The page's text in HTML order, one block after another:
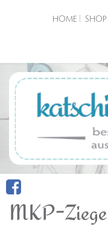
HOME SHOP
MKP-Ziege